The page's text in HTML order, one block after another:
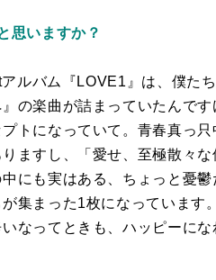
思いますか？
ルバム『LOVE1』は、僕た
の楽曲が詰まっていたんで
トになっていて。青春真っ
ますし、「愛せ、至極散々
にも実はある、ちょっと憂
集まった1枚になっています
なってときも、ハッピーに